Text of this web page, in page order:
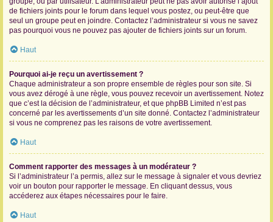
de fichiers joints pour le forum dans lequel vous postez, ou peut-être que
seul un groupe peut en joindre. Contactez l’administrateur si vous ne savez
pas pourquoi vous ne pouvez pas ajouter de fichiers joints sur un forum.
Haut
Pourquoi ai-je reçu un avertissement ?
Chaque administrateur a son propre ensemble de règles pour son site. Si
vous avez dérogé à une règle, vous pouvez recevoir un avertissement. Notez
que c’est la décision de l’administrateur, et que phpBB Limited n’est pas
concerné par les avertissements d’un site donné. Contactez l’administrateur
si vous ne comprenez pas les raisons de votre avertissement.
Haut
Comment rapporter des messages à un modérateur ?
Si l’administrateur l’a permis, allez sur le message à signaler et vous devriez
voir un bouton pour rapporter le message. En cliquant dessus, vous
accéderez aux étapes nécessaires pour le faire.
Haut